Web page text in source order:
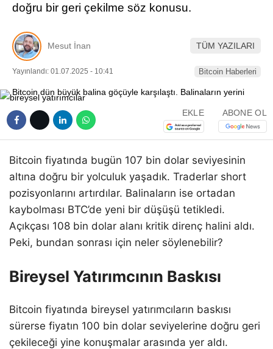
Telegram
doğru bir geri çekilme söz konusu.
Mesut İnan TÜM YAZILARI
Yayınlandı: 01.07.2025 - 10:41 Bitcoin Haberleri
EKLE ABONE OL
Bitcoin fiyatında bugün 107 bin dolar seviyesinin
altına doğru bir yolculuk yaşadık. Traderlar short
pozisyonlarını artırdılar. Balinaların ise ortadan
kaybolması BTC’de yeni bir düşüşü tetikledi.
Açıkçası 108 bin dolar alanı kritik direnç halini aldı.
Peki, bundan sonrası için neler söylenebilir?
Bireysel Yatırımcının Baskısı
Bitcoin fiyatında bireysel yatırımcıların baskısı
sürerse fiyatın 100 bin dolar seviyelerine doğru geri
çekileceği yine konuşmalar arasında yer aldı.